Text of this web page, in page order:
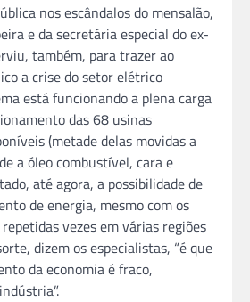
nos escândalos do mensalão,
e da secretária especial do ex-
também, para trazer ao
a crise do setor elétrico
está funcionando a plena carga
das 68 usinas
(metade delas movidas a
a óleo combustível, cara e
até agora, a possibilidade de
de energia, mesmo com os
vezes em várias regiões
dizem os especialistas, “é que
da economia é fraco,